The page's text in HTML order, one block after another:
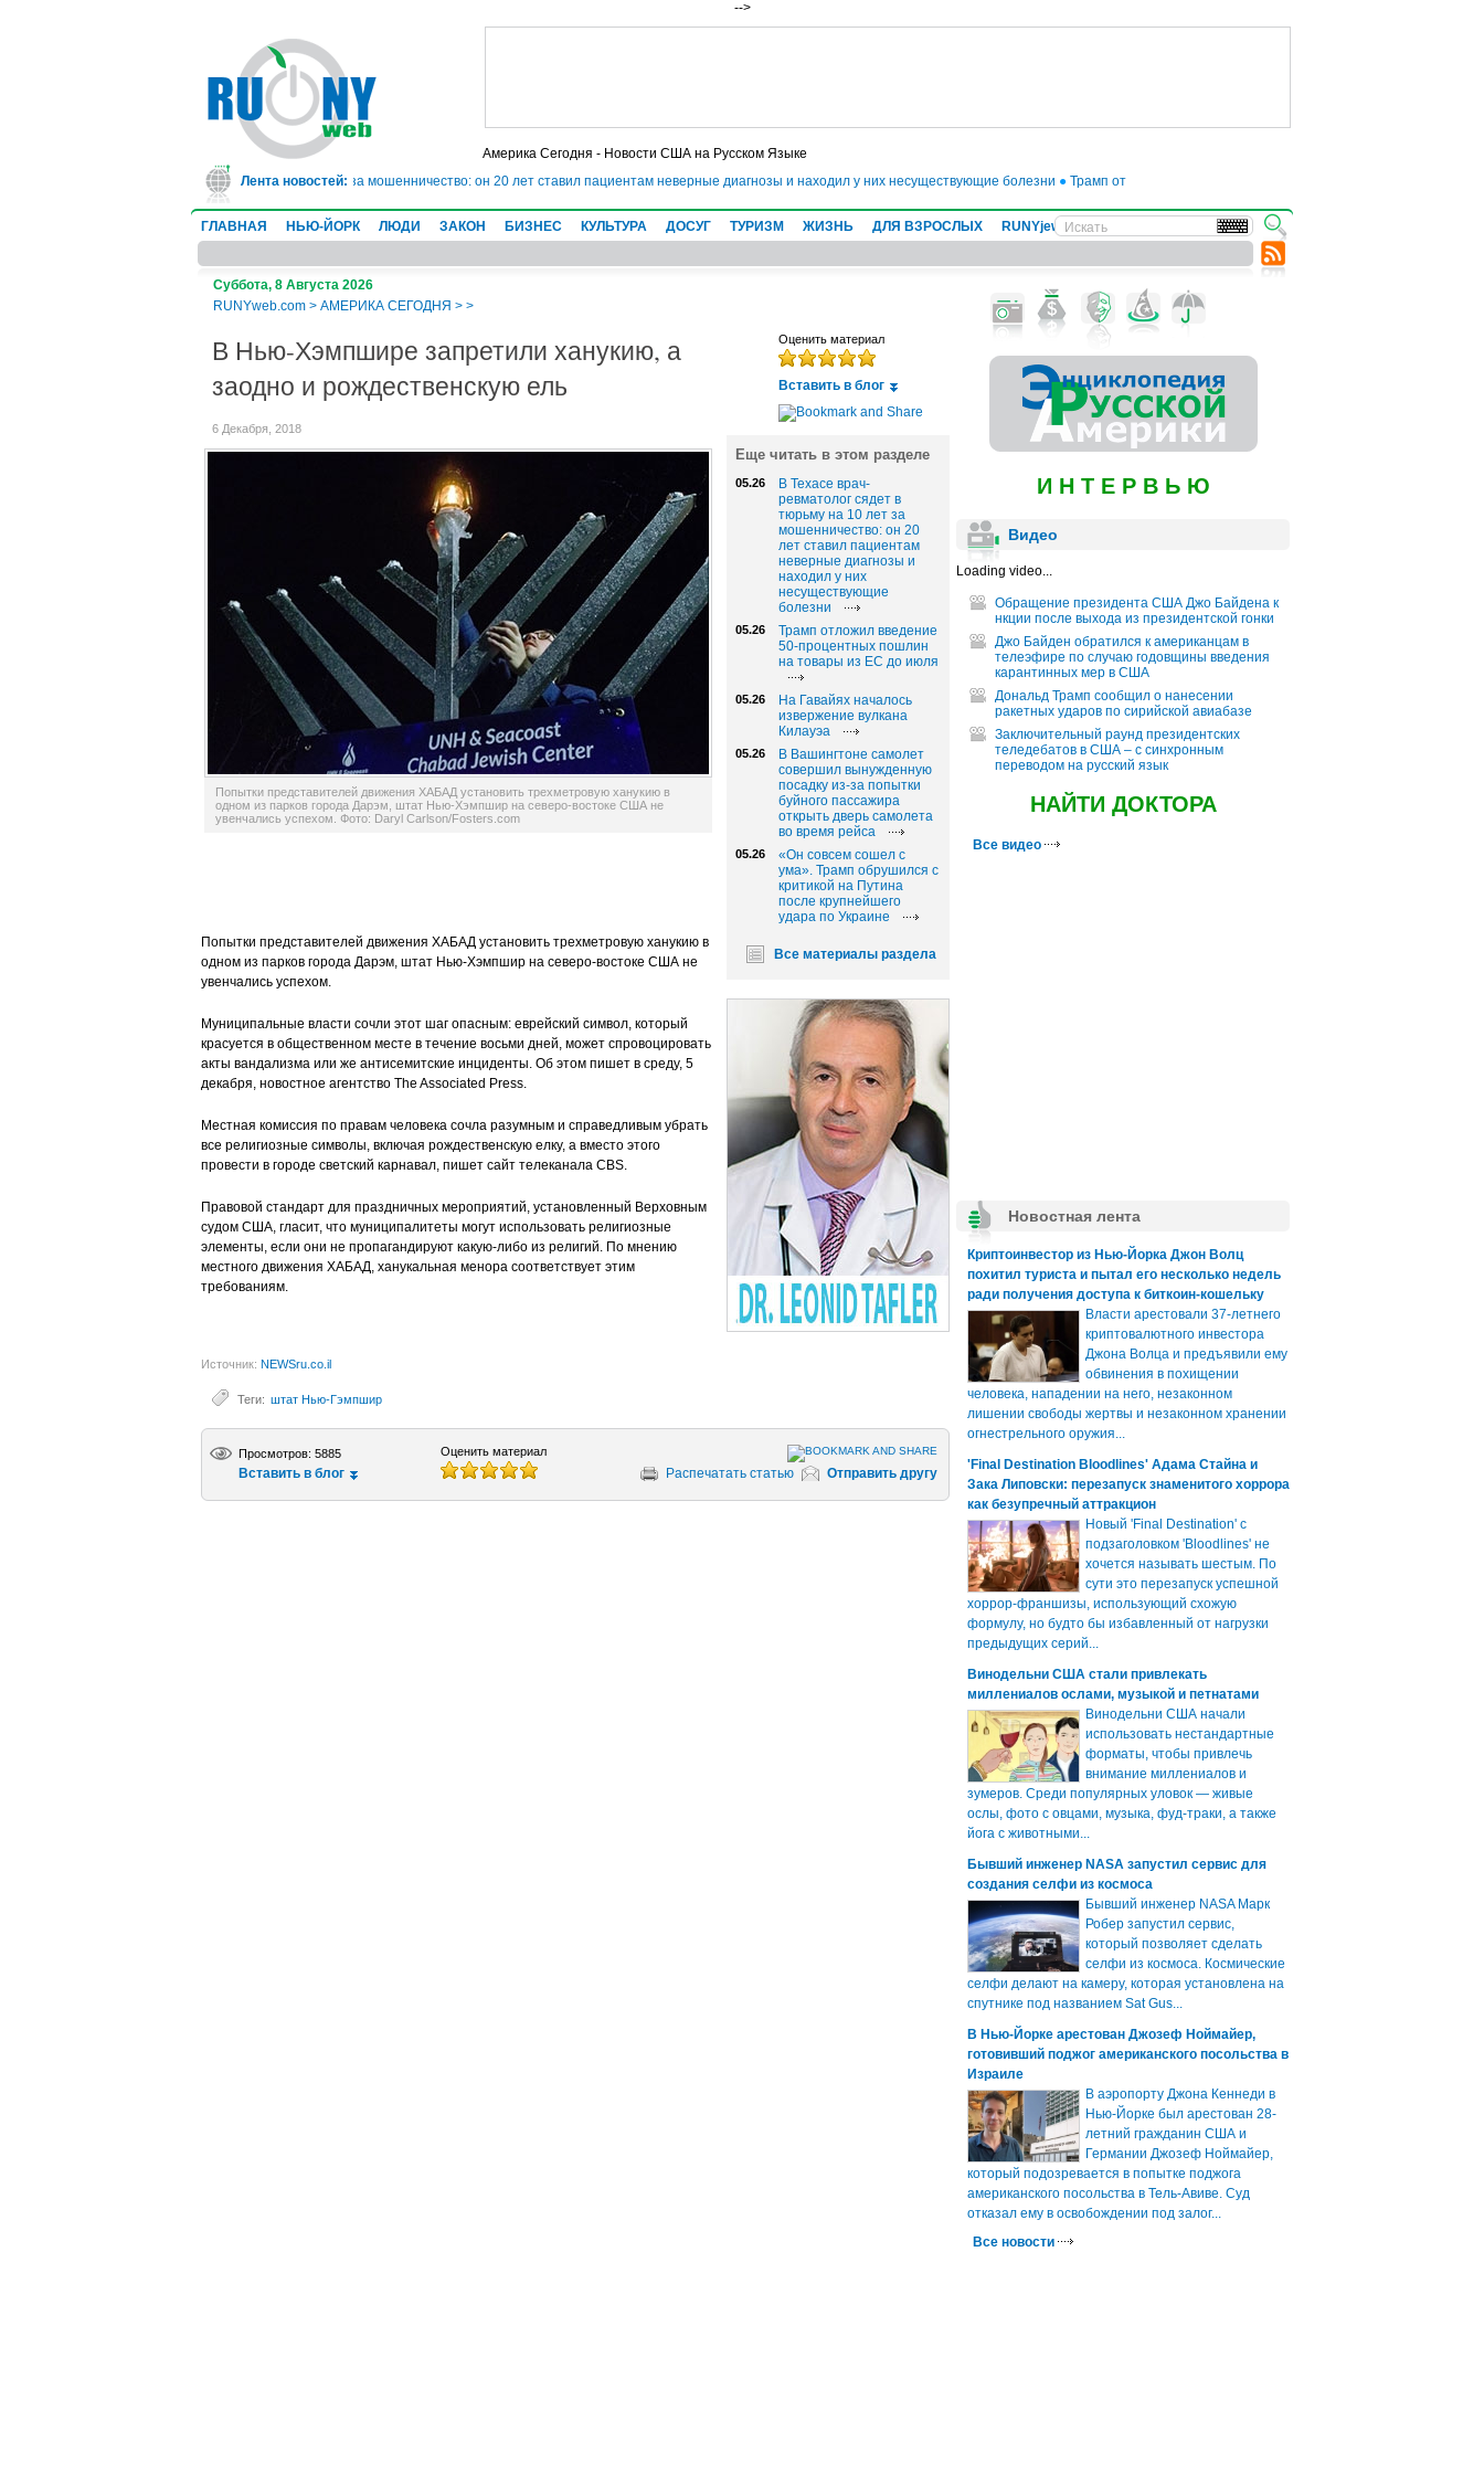
-->
Америка Сегодня - Новости США на Русском Языке
Лента новостей:
Техасе врач-ревматолог сядет в тюрьму на 10 лет за мошенничество: он 20 лет ставил пациентам неверные диагнозы и находил у них несуществующие болезни● Трамп отложил введение 50-процентных пошлин на товары из ЕС
ГЛАВНАЯ НЬЮ-ЙОРК ЛЮДИ ЗАКОН БИЗНЕС КУЛЬТУРА ДОСУГ ТУРИЗМ ЖИЗНЬ ДЛЯ ВЗРОСЛЫХ RUNYjews ВЕСТИ ИЗ УКРАИНЫ
Суббота, 8 Августа 2026
RUNYweb.com > АМЕРИКА СЕГОДНЯ > >
Оценить материал
Вставить в блог
Еще читать в этом разделе
05.26
В Техасе врач-
ревматолог сядет в
тюрьму на 10 лет за
мошенничество: он 20
лет ставил пациентам
неверные диагнозы и
находил у них
несуществующие
болезни
05.26
Трамп отложил введение
50-процентных пошлин
на товары из ЕС до июля
05.26
На Гавайях началось
извержение вулкана
Килауэа
05.26
В Вашингтоне самолет
совершил вынужденную
посадку из-за попытки
буйного пассажира
открыть дверь самолета
во время рейса
05.26
«Он совсем сошел с
ума». Трамп обрушился с
критикой на Путина
после крупнейшего
удара по Украине
Все материалы раздела
В Нью-Хэмпшире запретили ханукию, а
заодно и рождественскую ель
6 Декабря, 2018
Попытки представителей движения ХАБАД установить трехметровую ханукию в
одном из парков города Дарэм, штат Нью-Хэмпшир на северо-востоке США не
увенчались успехом. Фото: Daryl Carlson/Fosters.com
Попытки представителей движения ХАБАД установить трехметровую ханукию в
одном из парков города Дарэм, штат Нью-Хэмпшир на северо-востоке США не
увенчались успехом.
Муниципальные власти сочли этот шаг опасным: еврейский символ, который
красуется в общественном месте в течение восьми дней, может спровоцировать
акты вандализма или же антисемитские инциденты. Об этом пишет в среду, 5
декабря, новостное агентство The Associated Press.
Местная комиссия по правам человека сочла разумным и справедливым убрать
все религиозные символы, включая рождественскую елку, а вместо этого
провести в городе светский карнавал, пишет сайт телеканала CBS.
Правовой стандарт для праздничных мероприятий, установленный Верховным
судом США, гласит, что муниципалитеты могут использовать религиозные
элементы, если они не пропагандируют какую-либо из религий. По мнению
местного движения ХАБАД, ханукальная менора соответствует этим
требованиям.
Источник: NEWSru.co.il
Теги: штат Нью-Гэмпшир
Просмотров: 5885
Вставить в блог
Оценить материал
Распечатать статью Отправить другу
И Н Т Е Р В Ь Ю
Видео
Loading video...
Обращение президента США Джо Байдена к
нкции после выхода из президентской гонки
Джо Байден обратился к американцам в
телеэфире по случаю годовщины введения
карантинных мер в США
Дональд Трамп сообщил о нанесении
ракетных ударов по сирийской авиабазе
Заключительный раунд президентских
теледебатов в США – с синхронным
переводом на русский язык
НАЙТИ ДОКТОРА
Все видео
Новостная лента
Криптоинвестор из Нью-Йорка Джон Волц
похитил туриста и пытал его несколько недель
ради получения доступа к биткоин-кошельку
Власти арестовали 37-летнего
криптовалютного инвестора
Джона Волца и предъявили ему
обвинения в похищении
человека, нападении на него, незаконном
лишении свободы жертвы и незаконном хранении
огнестрельного оружия...
'Final Destination Bloodlines' Адама Стайна и
Зака Липовски: перезапуск знаменитого хоррора
как безупречный аттракцион
Новый 'Final Destination' с
подзаголовком 'Bloodlines' не
хочется называть шестым. По
сути это перезапуск успешной
хоррор-франшизы, использующий схожую
формулу, но будто бы избавленный от нагрузки
предыдущих серий...
Винодельни США стали привлекать
миллениалов ослами, музыкой и петнатами
Винодельни США начали
использовать нестандартные
форматы, чтобы привлечь
внимание миллениалов и
зумеров. Среди популярных уловок — живые
ослы, фото с овцами, музыка, фуд-траки, а также
йога с животными...
Бывший инженер NASA запустил сервис для
создания селфи из космоса
Бывший инженер NASA Марк
Робер запустил сервис,
который позволяет сделать
селфи из космоса. Космические
селфи делают на камеру, которая установлена на
спутнике под названием Sat Gus...
В Нью-Йорке арестован Джозеф Ноймайер,
готовивший поджог американского посольства в
Израиле
В аэропорту Джона Кеннеди в
Нью-Йорке был арестован 28-
летний гражданин США и
Германии Джозеф Ноймайер,
который подозревается в попытке поджога
американского посольства в Тель-Авиве. Суд
отказал ему в освобождении под залог...
Все новости